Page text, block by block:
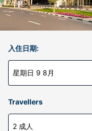
入住日期:
星期日 9 8月
Travellers
2 成人